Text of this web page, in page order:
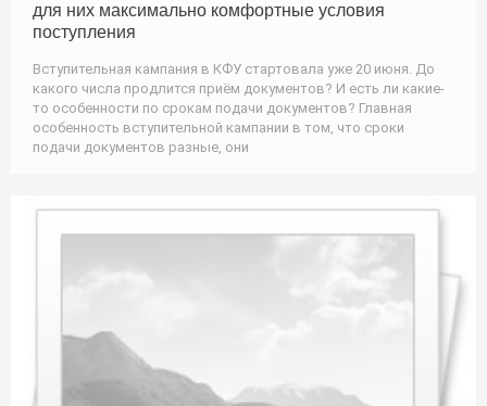
для них максимально комфортные условия
поступления
Вступительная кампания в КФУ стартовала уже 20 июня. До
какого числа продлится приём документов? И есть ли какие-
то особенности по срокам подачи документов? Главная
особенность вступительной кампании в том, что сроки
подачи документов разные, они